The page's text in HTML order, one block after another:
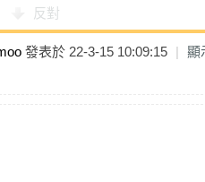
反對
發表於 22-3-15 10:09:15 | 顯